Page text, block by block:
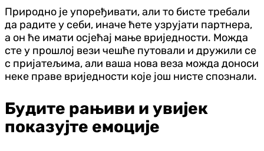
Природно је упоређивати, али то бисте требали
да радите у себи, иначе ћете узрујати партнера,
а он ће имати осјећај мање вриједности. Можда
сте у прошлој вези чешће путовали и дружили се
с пријатељима, али ваша нова веза можда доноси
неке праве вриједности које још нисте спознали.
Будите рањиви и увијек
показујте емоције